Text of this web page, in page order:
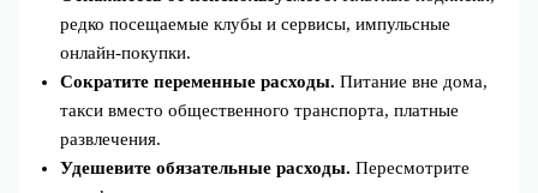
редко посещаемые клубы и сервисы, импульсные
онлайн-покупки.
Сократите переменные расходы. Питание вне дома,
такси вместо общественного транспорта, платные
развлечения.
Удешевите обязательные расходы. Пересмотрите